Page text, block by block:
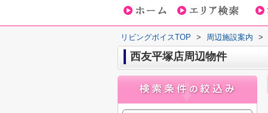
リビングボイスTOP > 周辺施設案内 >
西友平塚店周辺物件